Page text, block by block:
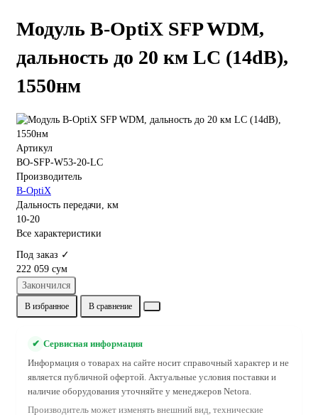
Модуль B-OptiX SFP WDM,
дальность до 20 км LC (14dB),
1550нм
Артикул
BO-SFP-W53-20-LC
Производитель
B-OptiX
Дальность передачи, км
10-20
Все характеристики
Под заказ ✓
222 059 сум
Закончился
В избранное В сравнение
✔ Сервисная информация
Информация о товарах на сайте носит справочный характер и не
является публичной офертой. Актуальные условия поставки и
наличие оборудования уточняйте у менеджеров Netora.
Производитель может изменять внешний вид, технические